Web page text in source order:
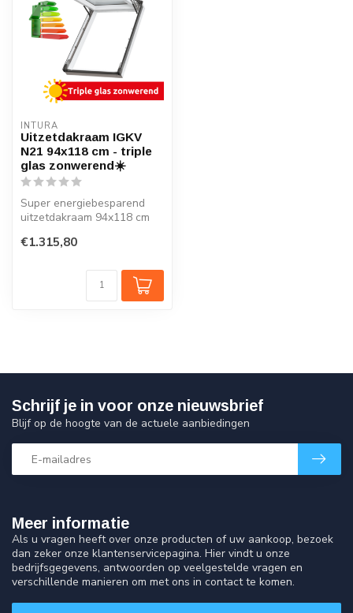
INTURA
Uitzetdakraam IGKV
N21 94x118 cm - triple
glas zonwerend☀️
Super energiebesparend
uitzetdakraam 94x118 cm
met mee...
€1.315,80
Meer informatie
Als u vragen heeft over onze producten of uw aankoop, bezoek
dan zeker onze klantenservicepagina. Hier vindt u onze
bedrijfsgegevens, antwoorden op veelgestelde vragen en
verschillende manieren om met ons in contact te komen.
Schrijf je in voor onze nieuwsbrief
Blijf op de hoogte van de actuele aanbiedingen